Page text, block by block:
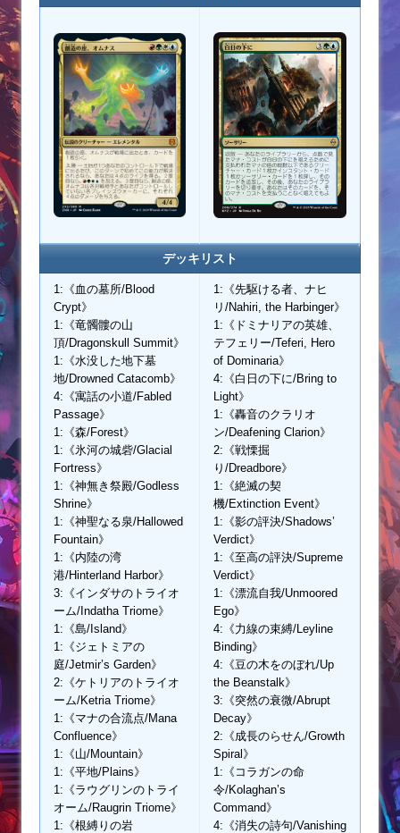
デッキリスト
1:《血の墓所/Blood
Crypt》
1:《竜髑髏の山
頂/Dragonskull Summit》
1:《水没した地下墓
地/Drowned Catacomb》
4:《寓話の小道/Fabled
Passage》
1:《森/Forest》
1:《氷河の城砦/Glacial
Fortress》
1:《神無き祭殿/Godless
Shrine》
1:《神聖なる泉/Hallowed
Fountain》
1:《内陸の湾
港/Hinterland Harbor》
3:《インダサのトライオ
ーム/Indatha Triome》
1:《島/Island》
1:《ジェトミアの
庭/Jetmir’s Garden》
2:《ケトリアのトライオ
ーム/Ketria Triome》
1:《マナの合流点/Mana
Confluence》
1:《山/Mountain》
1:《平地/Plains》
1:《ラウグリンのトライ
オーム/Raugrin Triome》
1:《根縛りの岩
1:《先駆ける者、ナヒ
リ/Nahiri, the Harbinger》
1:《ドミナリアの英雄、
テフェリー/Teferi, Hero
of Dominaria》
4:《白日の下に/Bring to
Light》
1:《轟音のクラリオ
ン/Deafening Clarion》
2:《戦慄掘
り/Dreadbore》
1:《絶滅の契
機/Extinction Event》
1:《影の評決/Shadows’
Verdict》
1:《至高の評決/Supreme
Verdict》
1:《漂流自我/Unmoored
Ego》
4:《力線の束縛/Leyline
Binding》
4:《豆の木をのぼれ/Up
the Beanstalk》
3:《突然の衰微/Abrupt
Decay》
2:《成長のらせん/Growth
Spiral》
1:《コラガンの命
令/Kolaghan’s
Command》
4:《消失の詩句/Vanishing